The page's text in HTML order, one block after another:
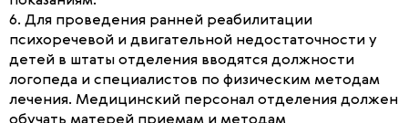
6. Для проведения ранней реабилитации
психоречевой и двигательной недостаточности у
детей в штаты отделения вводятся должности
логопеда и специалистов по физическим методам
лечения. Медицинский персонал отделения должен